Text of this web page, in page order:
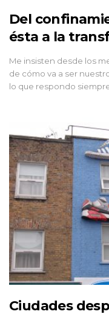
Del
ésta a la
Me insisten desde los
de cómo va a ser
lo que respondo siempre
Ciudades